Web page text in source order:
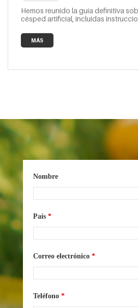
Hemos reunido la guía definitiva
césped artificial, incluidas
MÁS
Nombre
País *
Correo electrónico *
Teléfono *